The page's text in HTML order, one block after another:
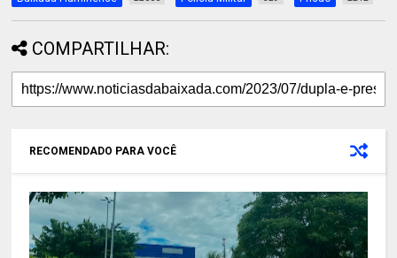
COMPARTILHAR:
RECOMENDADO PARA VOCÊ